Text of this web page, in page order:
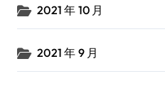
2021 年 10 月
2021 年 9 月